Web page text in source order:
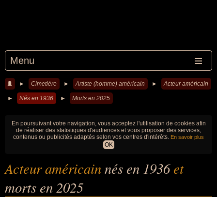
Menu
► Cimetière ► Artiste (homme) américain ► Acteur américain
► Nés en 1936 ► Morts en 2025
En poursuivant votre navigation, vous acceptez l'utilisation de cookies afin
de réaliser des statistiques d'audiences et vous proposer des services,
contenus ou publicités adaptés selon vos centres d'intérêts. En savoir plus
OK
Acteur américainnés en 1936et
morts en 2025